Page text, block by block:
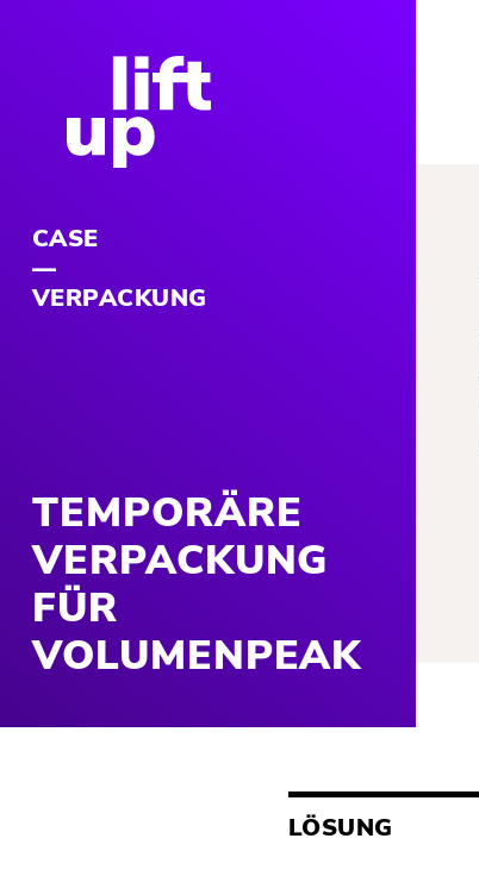
CASE
VERPACKUNG
TEMPORÄRE
VERPACKUNG
FÜR
VOLUMENPEAK
LÖSUNG